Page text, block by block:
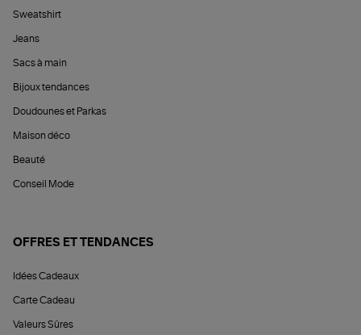
Sweatshirt
Jeans
Sacs à main
Bijoux tendances
Doudounes et Parkas
Maison déco
Beauté
Conseil Mode
OFFRES ET TENDANCES
Idées Cadeaux
Carte Cadeau
Valeurs Sûres